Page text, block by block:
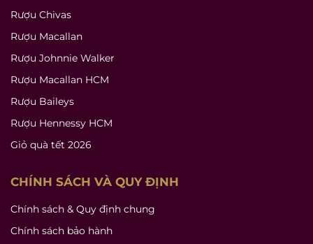
Rượu Chivas
Rượu Macallan
Rượu Johnnie Walker
Rượu Macallan HCM
Rượu Baileys
Rượu Hennessy HCM
Giỏ quà tết 2026
CHÍNH SÁCH VÀ QUY ĐỊNH
Chính sách & Quy định chung
Chính sách bảo hành